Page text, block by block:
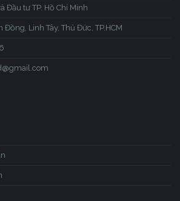
Đầu tư TP. Hồ Chí Minh
Linh Tây, Thủ Đức, TP.HCM